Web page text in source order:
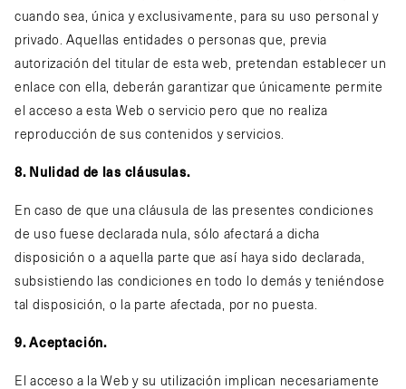
cuando sea, única y exclusivamente, para su uso personal y
privado. Aquellas entidades o personas que, previa
autorización del titular de esta web, pretendan establecer un
enlace con ella, deberán garantizar que únicamente permite
el acceso a esta Web o servicio pero que no realiza
reproducción de sus contenidos y servicios.
8. Nulidad de las cláusulas.
En caso de que una cláusula de las presentes condiciones
de uso fuese declarada nula, sólo afectará a dicha
disposición o a aquella parte que así haya sido declarada,
subsistiendo las condiciones en todo lo demás y teniéndose
tal disposición, o la parte afectada, por no puesta.
9. Aceptación.
El acceso a la Web y su utilización implican necesariamente